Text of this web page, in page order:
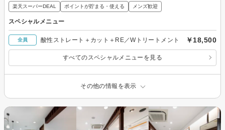
楽天スーパーDEAL ポイントが貯まる・使える メンズ歓迎
スペシャルメニュー
全員 酸性ストレート＋カット＋RE／Wトリートメント ￥18,500
すべてのスペシャルメニューを見る
その他の情報を表示